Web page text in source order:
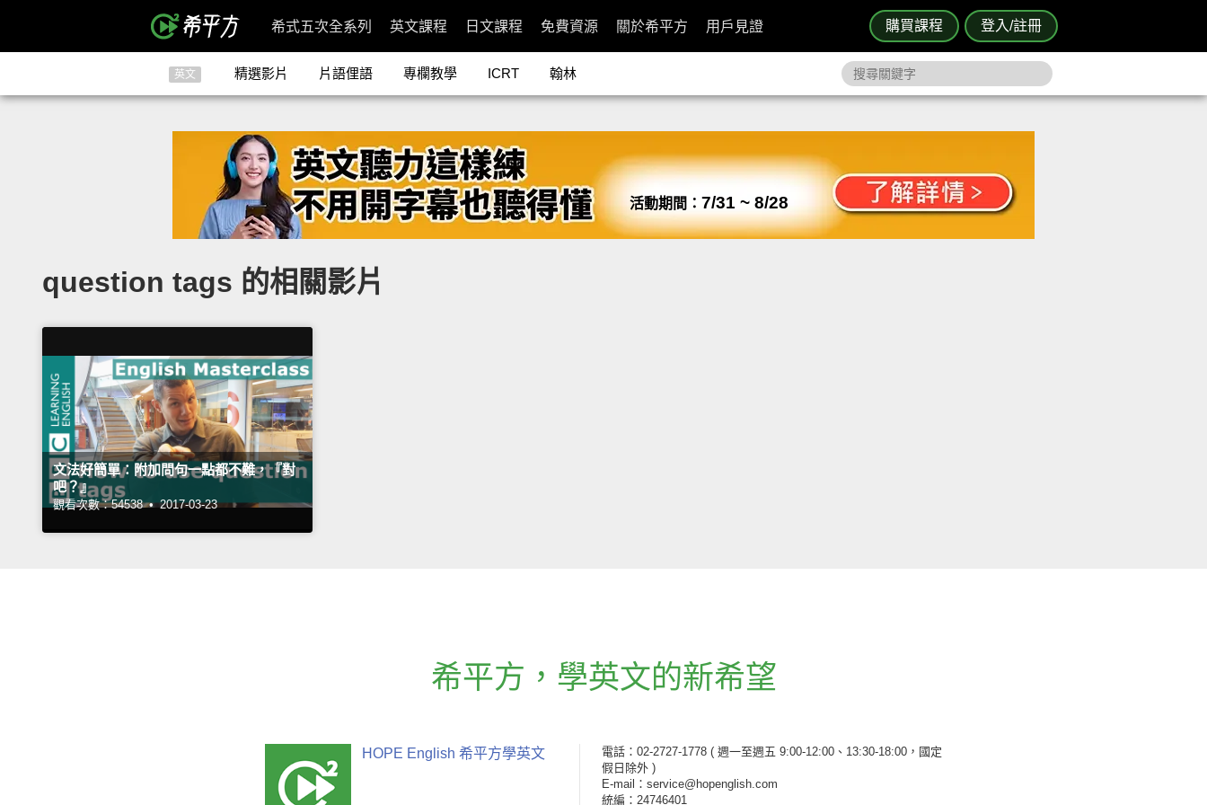
購買課程 登入/註冊
希式五次全系列 英文課程 日文課程 免費資源 關於希平方 用戶見證
英文 精選影片 片語俚語 專欄教學 ICRT 翰林
活動期間： 7/31 ~ 8/28
question tags 的相關影片
文法好簡單：附加問句一點都不難，『對
吧？』
觀看次數：54538 • 2017-03-23
希平方 ， 學英文的新希望
HOPE English 希平方學英文 電話：02-2727-1778 ( 週一至週五 9:00-12:00、13:30-18:00，國定
假日除外 )
E-mail：service@hopenglish.com
統編：24746401